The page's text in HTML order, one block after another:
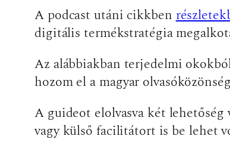
A podcast utáni cikkben
digitális termékstratégia
Az alábbiakban terjedelmi
hozom el a magyar
A guideot elolvasva két
vagy külső facilitátort is be lehet